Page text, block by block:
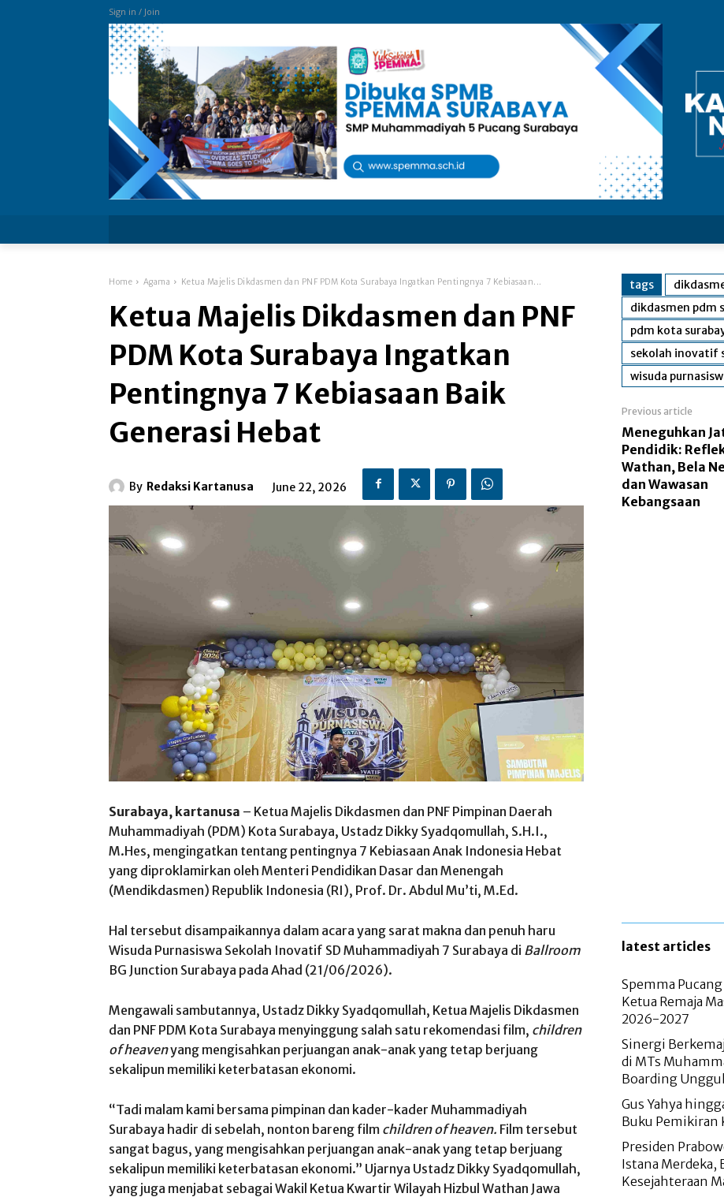
Sign in / Join
Home Agama Ketua Majelis Dikdasmen dan PNF PDM Kota Surabaya Ingatkan Pentingnya 7 Kebiasaan...
Ketua Majelis Dikdasmen dan PNF
PDM Kota Surabaya Ingatkan
Pentingnya 7 Kebiasaan Baik
Generasi Hebat
By Redaksi Kartanusa June 22, 2026
Surabaya, kartanusa – Ketua Majelis Dikdasmen dan PNF Pimpinan Daerah
Muhammadiyah (PDM) Kota Surabaya, Ustadz Dikky Syadqomullah, S.H.I.,
M.Hes, mengingatkan tentang pentingnya 7 Kebiasaan Anak Indonesia Hebat
yang diproklamirkan oleh Menteri Pendidikan Dasar dan Menengah
(Mendikdasmen) Republik Indonesia (RI), Prof. Dr. Abdul Mu’ti, M.Ed.
Hal tersebut disampaikannya dalam acara yang sarat makna dan penuh haru
Wisuda Purnasiswa Sekolah Inovatif SD Muhammadiyah 7 Surabaya di Ballroom
BG Junction Surabaya pada Ahad (21/06/2026).
Mengawali sambutannya, Ustadz Dikky Syadqomullah, Ketua Majelis Dikdasmen
dan PNF PDM Kota Surabaya menyinggung salah satu rekomendasi film, children
of heavenyang mengisahkan perjuangan anak-anak yang tetap berjuang
sekalipun memiliki keterbatasan ekonomi.
“Tadi malam kami bersama pimpinan dan kader-kader Muhammadiyah
Surabaya hadir di sebelah, nonton bareng film children of heaven. Film tersebut
sangat bagus, yang mengisahkan perjuangan anak-anak yang tetap berjuang
sekalipun memiliki keterbatasan ekonomi.” Ujarnya Ustadz Dikky Syadqomullah,
yang juga menjabat sebagai Wakil Ketua Kwartir Wilayah Hizbul Wathan Jawa
tags
dikdasmen pdm
pdm kota
sekolah inovatif
wisuda
Previous article
Meneguhkan
Pendidik:
Wathan, Bela
dan Wawasan
Kebangsaan
latest articles
Spemma
Ketua Remaja
2026-2027
Sinergi
di MTs
Boarding Unggul
Gus Yahya
Buku Pemikiran
Presiden
Istana Merdeka,
Kesejahteraan